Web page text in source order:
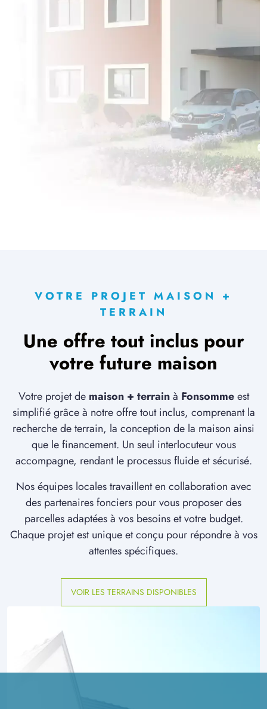
VOTRE PROJET MAISON +
TERRAIN
Une offre tout inclus pour
votre future maison
Votre projet de maison + terrainà Fonsommeest
simplifié grâce à notre offre tout inclus, comprenant la
recherche de terrain, la conception de la maison ainsi
que le financement. Un seul interlocuteur vous
accompagne, rendant le processus fluide et sécurisé.
Nos équipes locales travaillent en collaboration avec
des partenaires fonciers pour vous proposer des
parcelles adaptées à vos besoins et votre budget.
Chaque projet est unique et conçu pour répondre à vos
attentes spécifiques.
VOIR LES TERRAINS DISPONIBLES